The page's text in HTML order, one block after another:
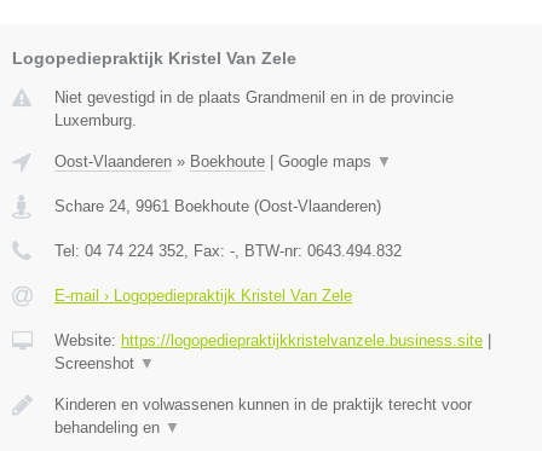
Logopediepraktijk Kristel Van Zele
Niet gevestigd in de plaats Grandmenil en in de provincie
Luxemburg.
Oost-Vlaanderen » Boekhoute | Google maps ▼
Schare 24 9961 Boekhoute (Oost-Vlaanderen)
Tel: 04 74 224 352 , Fax: - , BTW-nr: 0643.494.832
E-mail › Logopediepraktijk Kristel Van Zele
Website: https://logopediepraktijkkristelvanzele.business.site |
Screenshot ▼
Kinderen en volwassenen kunnen in de praktijk terecht voor
behandeling en ▼